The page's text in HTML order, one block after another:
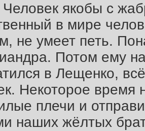
Человек якобы с
в мире
не умеет петь.
Потом ему
в Лещенко,
Некоторое время
плечи и
наших жёлтых